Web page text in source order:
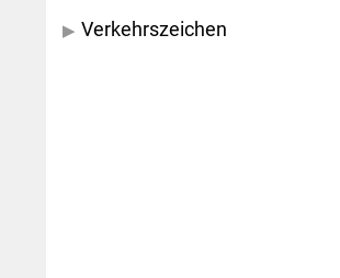
Verkehrszeichen